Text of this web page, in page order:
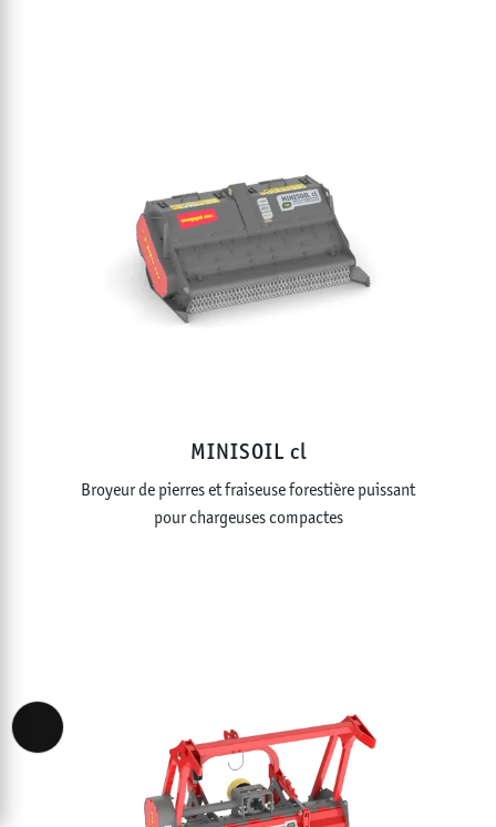
MINISOIL cl
Broyeur de pierres et fraiseuse forestière puissant
pour chargeuses compactes
Accessibility View Options